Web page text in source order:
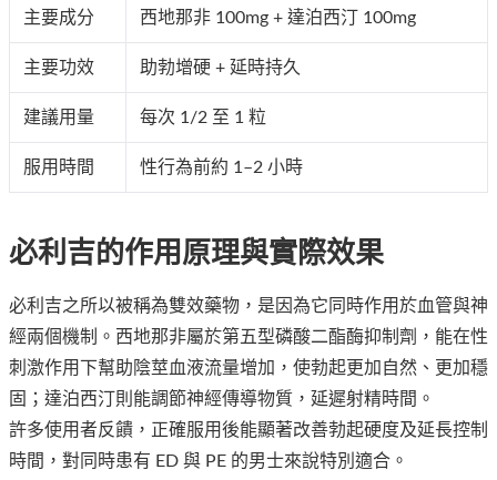
主要成分 西地那非 100mg + 達泊西汀 100mg
主要功效 助勃增硬 + 延時持久
建議用量 每次 1/2 至 1 粒
服用時間 性行為前約 1–2 小時
必利吉的作用原理與實際效果
必利吉之所以被稱為雙效藥物，是因為它同時作用於血管與神
經兩個機制。西地那非屬於第五型磷酸二酯酶抑制劑，能在性
刺激作用下幫助陰莖血液流量增加，使勃起更加自然、更加穩
固；達泊西汀則能調節神經傳導物質，延遲射精時間。
許多使用者反饋，正確服用後能顯著改善勃起硬度及延長控制
時間，對同時患有 ED 與 PE 的男士來說特別適合。